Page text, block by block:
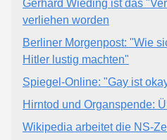
Gerhard Wieding ist das
verliehen worden
Berliner Morgenpost: "Wie
Hitler lustig machten"
Spiegel-Online: "Gay ist
Hirntod und Organspende:
Wikipedia arbeitet die NS-